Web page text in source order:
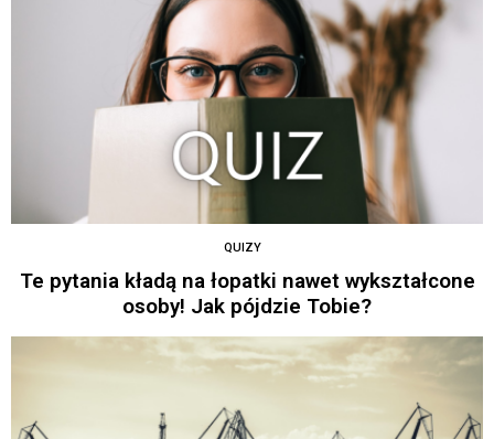
QUIZY
Te pytania kładą na łopatki nawet wykształcone
osoby! Jak pójdzie Tobie?